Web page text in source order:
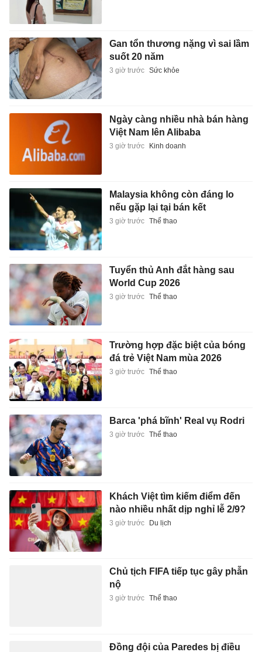
Gan tổn thương nặng vì sai lầm
suốt 20 năm
3 giờ trước Sức khỏe
Ngày càng nhiều nhà bán hàng
Việt Nam lên Alibaba
3 giờ trước Kinh doanh
Malaysia không còn đáng lo
nếu gặp lại tại bán kết
3 giờ trước Thể thao
Tuyển thủ Anh đắt hàng sau
World Cup 2026
3 giờ trước Thể thao
Trường hợp đặc biệt của bóng
đá trẻ Việt Nam mùa 2026
3 giờ trước Thể thao
Barca 'phá bĩnh' Real vụ Rodri
3 giờ trước Thể thao
Khách Việt tìm kiếm điểm đến
nào nhiều nhất dịp nghỉ lễ 2/9?
3 giờ trước Du lịch
Chủ tịch FIFA tiếp tục gây phẫn
nộ
3 giờ trước Thể thao
Đồng đội của Paredes bị điều